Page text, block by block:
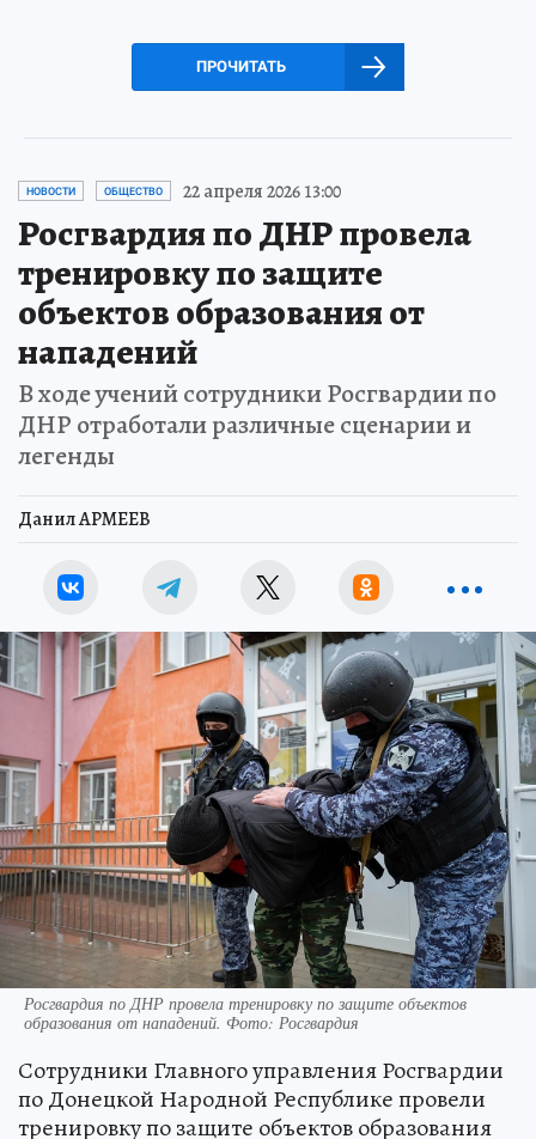
ПРОЧИТАТЬ
НОВОСТИ ОБЩЕСТВО 22 апреля 2026 13:00
Росгвардия по ДНР провела
тренировку по защите
объектов образования от
нападений
В ходе учений сотрудники Росгвардии по
ДНР отработали различные сценарии и
легенды
Данил АРМЕЕВ
Росгвардия по ДНР провела тренировку по защите объектов
образования от нападений. Фото: Росгвардия
Сотрудники Главного управления Росгвардии
по Донецкой Народной Республике провели
тренировку по защите объектов образования